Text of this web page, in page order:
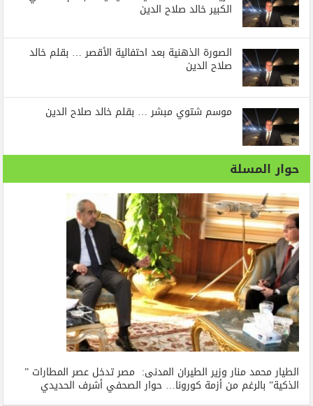
الكبير خالد صلاح الدين
الصورة الذهنية بعد احتفالية الأقصر … بقلم خالد
صلاح الدين
موسم شتوي مبشر … بقلم خالد صلاح الدين
حوار المسلة
الطيار محمد منار وزير الطيران المدنى: مصر تدخل عصر المطارات ”
الذكية” بالرغم من أزمة كورونا… حوار الصحفي أشرف الحديدي